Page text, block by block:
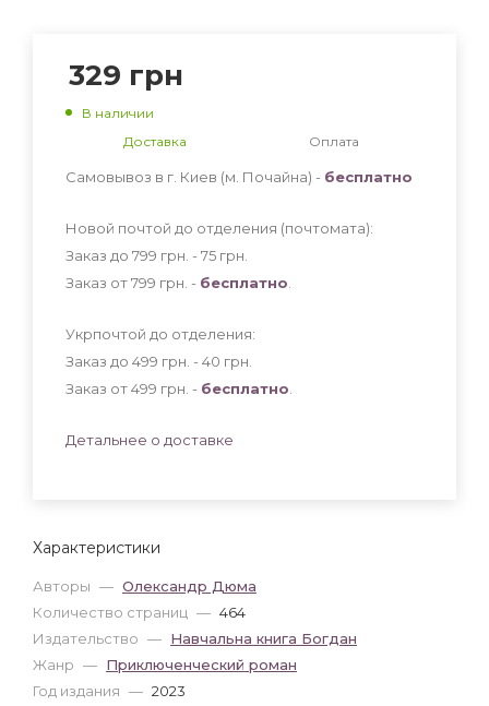
Характеристики
Авторы — Олександр Дюма
Количество страниц — 464
Издательство — Навчальна книга Богдан
Жанр — Приключенческий роман
Год издания — 2023
329 грн
В наличии
Доставка
Оплата
Самовывоз в г. Киев (м. Почайна) - бесплатно
Новой почтой до отделения (почтомата):
Заказ до 799 грн. - 75 грн
Заказ от 799 грн. - бесплатно
Укрпочтой до отделения:
Заказ до 499 грн. - 40 грн
Заказ от 499 грн. - бесплатно
Детальнее о доставке